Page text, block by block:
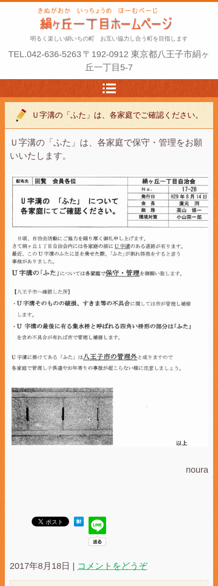
明るく楽しい絹いちの町 お互い協力し合う町を目指します
TEL.042-636-5263 〒192-0912 東京都八王子市絹ヶ
丘一丁目5-7
Ｕ字溝の「ふた」は、各家庭でご確認ください。
Ｕ字溝の「ふた」は、各家庭で保守・管理をお願
いいたします。
noura
2017年8月18日 | コメントをどうぞ